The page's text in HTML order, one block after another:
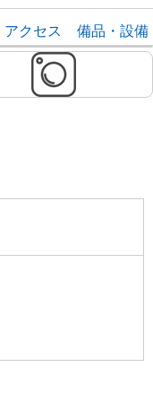
アクセス 備品・設備